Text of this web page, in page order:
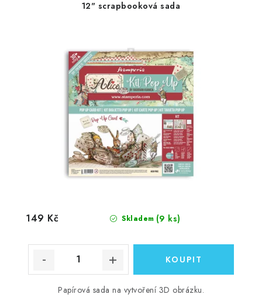
12" scrapbooková sada
Skladem (9 ks)
149 Kč
Papírová sada na vytvoření 3D obrázku.